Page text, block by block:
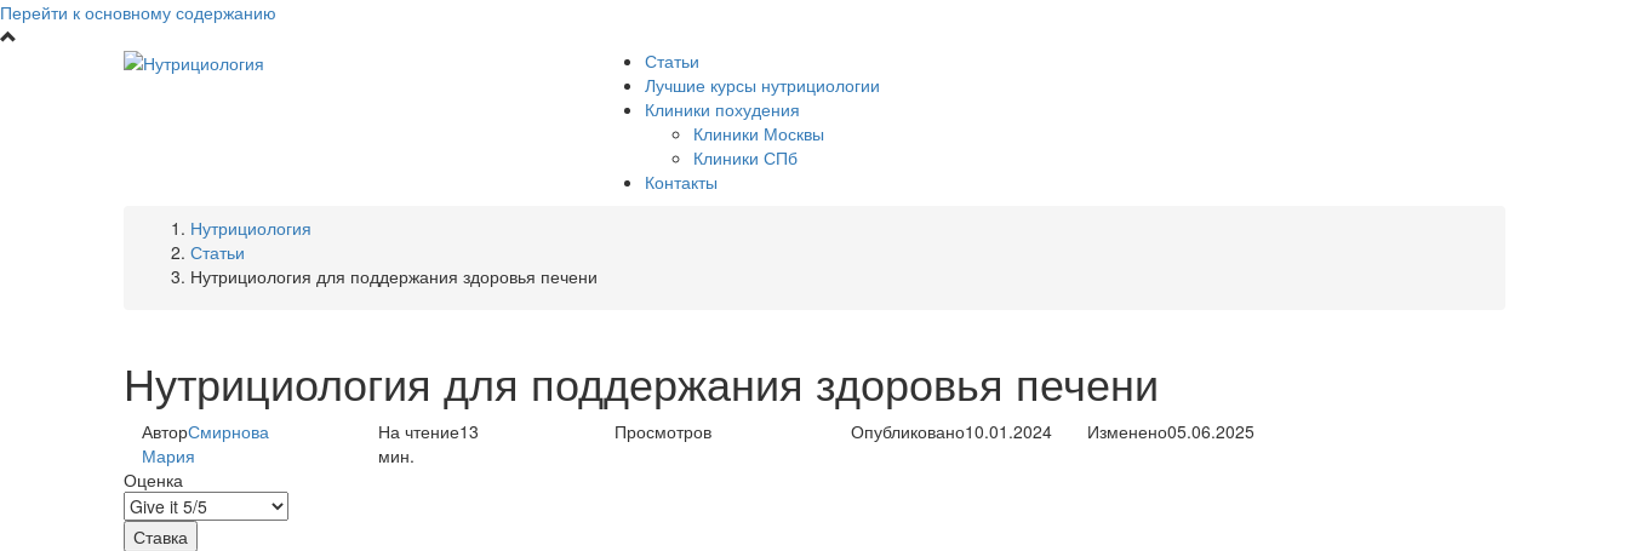
Перейти к основному содержанию
Статьи
Лучшие курсы нутрициологии
Клиники похудения
Клиники Москвы
Клиники СПб
Контакты
Нутрициология
Статьи
Нутрициология для поддержания здоровья печени
Нутрициология для поддержания здоровья печени
АвторСмирнова
Мария
На чтение13
мин.
Просмотров Опубликовано10.01.2024 Изменено05.06.2025
Оценка